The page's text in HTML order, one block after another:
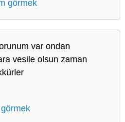
görmek
var ondan
vesile olsun zaman